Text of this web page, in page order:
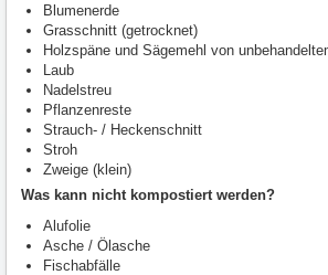
Blumenerde
Grasschnitt (getrocknet)
Holzspäne und Sägemehl von
Laub
Nadelstreu
Pflanzenreste
Strauch- / Heckenschnitt
Stroh
Zweige (klein)
Was kann nicht kompostiert werden?
Alufolie
Asche / Ölasche
Fischabfälle